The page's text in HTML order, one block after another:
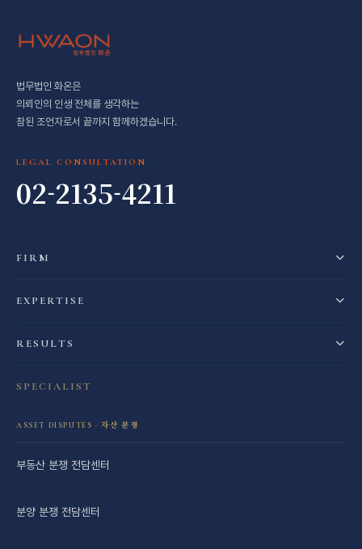
법무법인 화온은
의뢰인의 인생 전체를 생각하는
참된 조언자로서 끝까지 함께하겠습니다.
LEGAL CONSULTATION
02-2135-4211
FIRM
EXPERTISE
RESULTS
SPECIALIST
ASSET DISPUTES · 자산 분쟁
부동산 분쟁 전담센터
분양 분쟁 전담센터